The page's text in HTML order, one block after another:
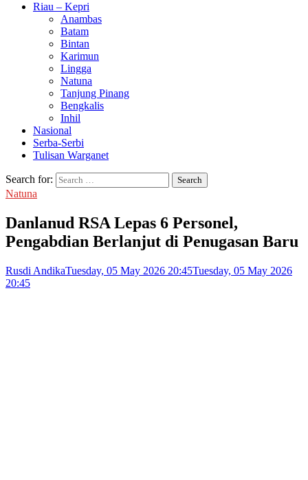
Riau – Kepri
Anambas
Batam
Bintan
Karimun
Lingga
Natuna
Tanjung Pinang
Bengkalis
Inhil
Nasional
Serba-Serbi
Tulisan Warganet
Search for:
Natuna
Danlanud RSA Lepas 6 Personel,
Pengabdian Berlanjut di Penugasan Baru
Rusdi AndikaTuesday, 05 May 2026 20:45Tuesday, 05 May 2026
20:45